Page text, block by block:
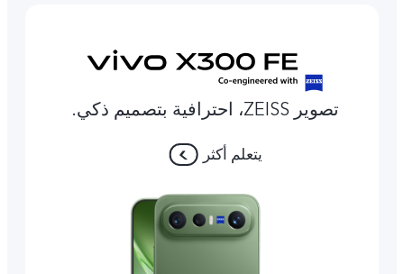
تصوير ZEISS، احترافية بتصميم ذكي.
يتعلم أكثر